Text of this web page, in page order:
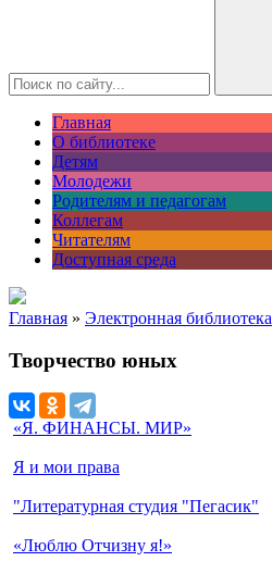
Главная
О библиотеке
Детям
Молодежи
Родителям и педагогам
Коллегам
Читателям
Доступная среда
Главная » Электронная библиотека
Творчество юных
«Я. ФИНАНСЫ. МИР»
Я и мои права
"Литературная студия "Пегасик"
«Люблю Отчизну я!»